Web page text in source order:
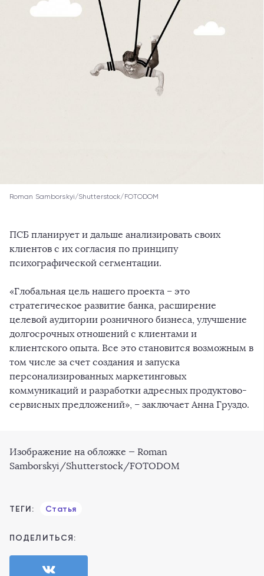
Roman Samborskyi/Shutterstock/FOTODOM
ПСБ планирует и дальше анализировать своих
клиентов с их согласия по принципу
психографической сегментации.
«Глобальная цель нашего проекта – это
стратегическое развитие банка, расширение
целевой аудитории розничного бизнеса, улучшение
долгосрочных отношений с клиентами и
клиентского опыта. Все это становится возможным в
том числе за счет создания и запуска
персонализированных маркетинговых
коммуникаций и разработки адресных продуктово-
сервисных предложений», – заключает Анна Груздо.
Изображение на обложке — Roman
Samborskyi/Shutterstock/FOTODOM
ТЕГИ: Статья
ПОДЕЛИТЬСЯ: